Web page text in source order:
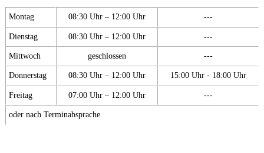
Montag 08:30 Uhr – 12:00 Uhr ---
Dienstag 08:30 Uhr – 12:00 Uhr ---
Mittwoch geschlossen ---
Donnerstag 08:30 Uhr – 12:00 Uhr 15:00 Uhr - 18:00 Uhr
Freitag 07:00 Uhr – 12:00 Uhr ---
oder nach Terminabsprache